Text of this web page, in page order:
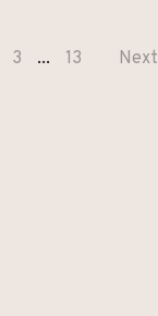
3 ... 13 Next